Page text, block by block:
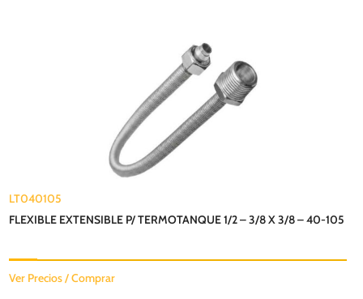
LT040105
FLEXIBLE EXTENSIBLE P/ TERMOTANQUE 1/2 – 3/8 X 3/8 – 40-105
Ver Precios / Comprar